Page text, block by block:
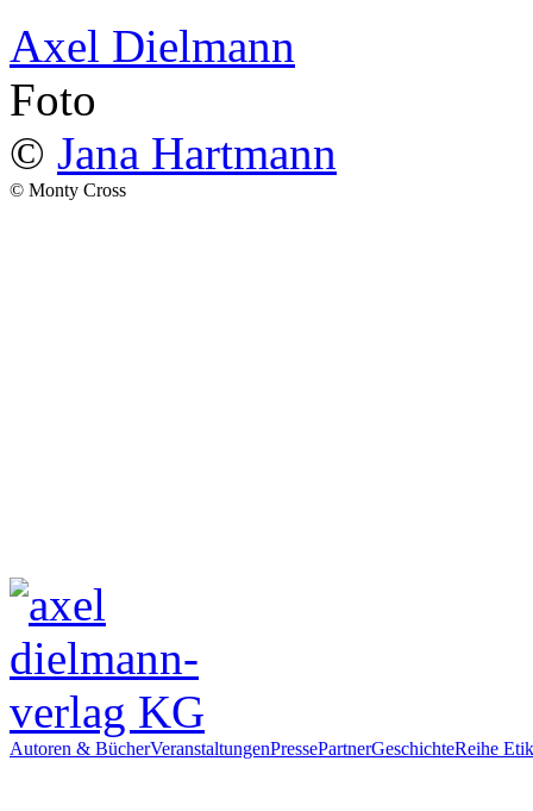
Axel Dielmann
Foto
© Jana Hartmann
© Monty Cross
Autoren & BücherVeranstaltungenPressePartnerGeschichteReihe